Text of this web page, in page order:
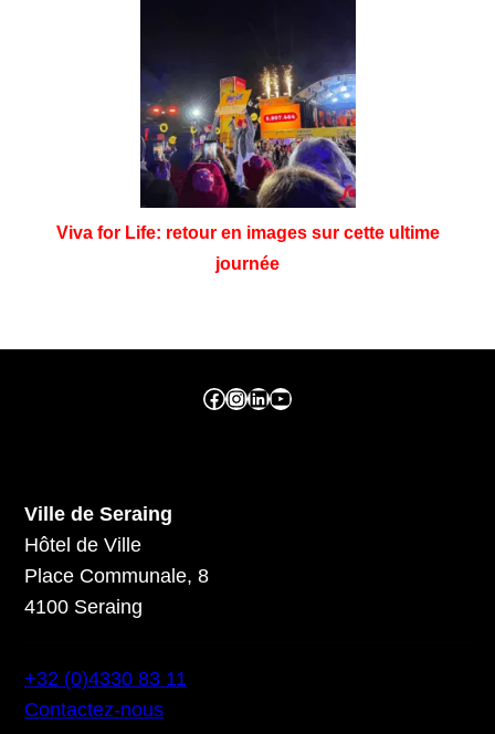
Viva for Life: retour en images sur cette ultime
journée
Facebook ville de seraing Instragram ville de seraing linkedin – ville de seraing YouTube
Ville de Seraing
Hôtel de Ville
Place Communale, 8
4100 Seraing
+32 (0)4330 83 11
Contactez-nous